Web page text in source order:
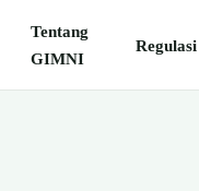
Tentang
GIMNI
Regulasi